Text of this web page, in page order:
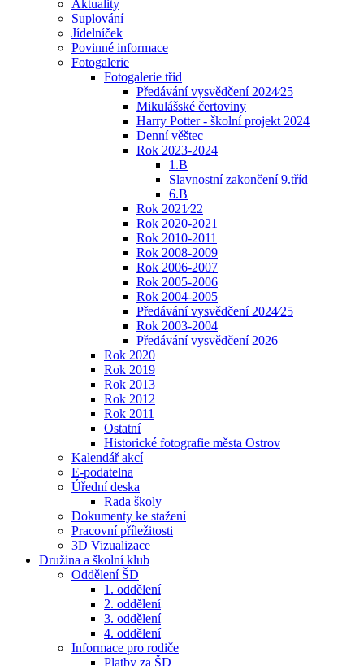
Aktuality
Suplování
Jídelníček
Povinné informace
Fotogalerie
Fotogalerie třid
Předávání vysvědčení 2024⁄25
Mikulášské čertoviny
Harry Potter - školní projekt 2024
Denní věštec
Rok 2023-2024
1.B
Slavnostní zakončení 9.tříd
6.B
Rok 2021⁄22
Rok 2020-2021
Rok 2010-2011
Rok 2008-2009
Rok 2006-2007
Rok 2005-2006
Rok 2004-2005
Předávání vysvědčení 2024⁄25
Rok 2003-2004
Předávání vysvědčení 2026
Rok 2020
Rok 2019
Rok 2013
Rok 2012
Rok 2011
Ostatní
Historické fotografie města Ostrov
Kalendář akcí
E-podatelna
Úřední deska
Rada školy
Dokumenty ke stažení
Pracovní příležitosti
3D Vizualizace
Družina a školní klub
Oddělení ŠD
1. oddělení
2. oddělení
3. oddělení
4. oddělení
Informace pro rodiče
Platby za ŠD